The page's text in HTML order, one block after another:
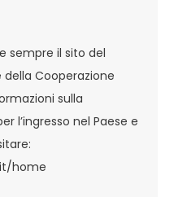
sempre il sito del
della Cooperazione
sulla
l’ingresso nel Paese e
home